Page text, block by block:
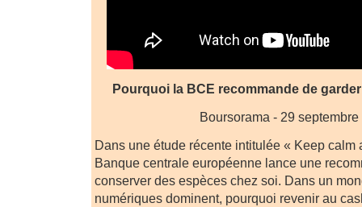
Pourquoi la BCE recommande de
Boursorama - 29
Dans une étude récente intitulée « Keep calm
Banque centrale européenne lance une
conserver des espèces chez soi. Dans un
numériques dominent, pourquoi revenir au